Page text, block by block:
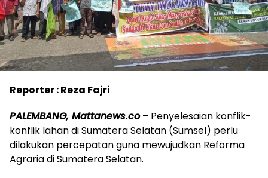
Reporter : Reza Fajri
PALEMBANG, Mattanews.co– Penyelesaian konflik-
konflik lahan di Sumatera Selatan (Sumsel) perlu
dilakukan percepatan guna mewujudkan Reforma
Agraria di Sumatera Selatan.